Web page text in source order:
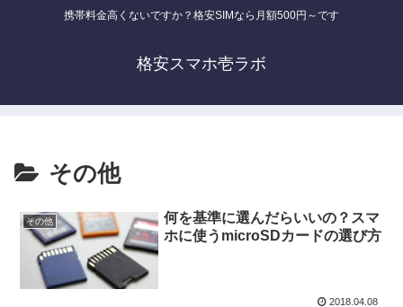
携帯料金高くないですか？格安SIMなら月額500円～です
格安スマホ壱ラボ
その他
その他
何を基準に選んだらいいの？スマ
ホに使うmicroSDカードの選び方
2018.04.08